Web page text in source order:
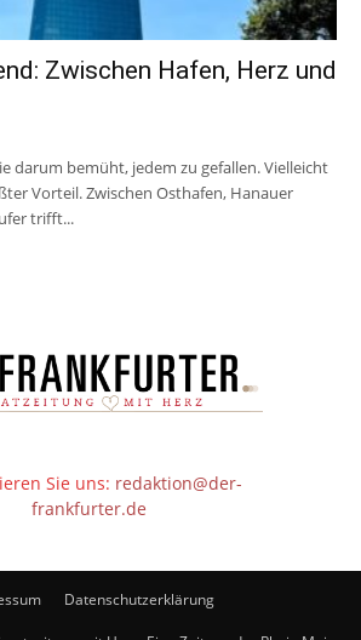
Zwischen Hafen, Herz und
darum bemüht, jedem zu gefallen. Vielleicht
Vorteil. Zwischen Osthafen, Hanauer
trifft...
Sie uns: redaktion@der-
frankfurter.de
Datenschutzerklärung